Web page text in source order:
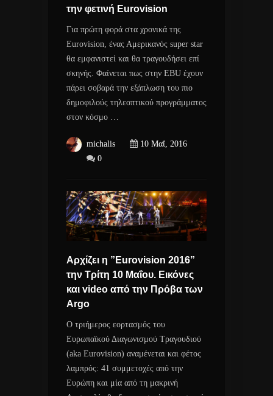
την φετινή Eurovision
Για πρώτη φορά στα χρονικά της
Eurovision, ένας Αμερικανός super star
θα εμφανιστεί και θα τραγουδήσει επί
σκηνής. Φαίνεται πως στην EBU έχουν
πάρει σοβαρά την εξάπλωση του πιο
δημοφιλούς τηλεοπτικού προγράμματος
στον κόσμο …
michalis
10 Μαΐ, 2016
0
Αρχίζει η ”Eurovision 2016”
την Τρίτη 10 Μαΐου. Εικόνες
και video από την Πρόβα των
Argo
Ο τριήμερος εορτασμός του
Ευρωπαϊκού Διαγωνισμού Τραγουδιού
(aka Eurovision) αναμένεται και φέτος
λαμπρός: 41 συμμετοχές από την
Ευρώπη και μία από τη μακρινή